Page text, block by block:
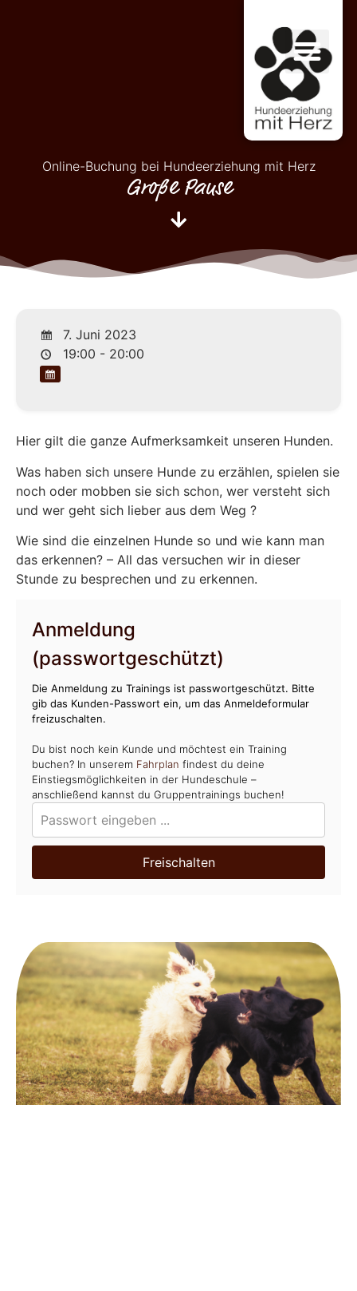
Online-Buchung bei Hundeerziehung mit Herz
Große Pause
7. Juni 2023
19:00 - 20:00
Hier gilt die ganze Aufmerksamkeit unseren Hunden.
Was haben sich unsere Hunde zu erzählen, spielen sie
noch oder mobben sie sich schon, wer versteht sich
und wer geht sich lieber aus dem Weg ?
Wie sind die einzelnen Hunde so und wie kann man
das erkennen? – All das versuchen wir in dieser
Stunde zu besprechen und zu erkennen.
Anmeldung
(passwortgeschützt)
Die Anmeldung zu Trainings ist passwortgeschützt. Bitte
gib das Kunden-Passwort ein, um das Anmeldeformular
freizuschalten.
Du bist noch kein Kunde und möchtest ein Training
buchen? In unserem Fahrplan findest du deine
Einstiegsmöglichkeiten in der Hundeschule –
anschließend kannst du Gruppentrainings buchen!
Freischalten